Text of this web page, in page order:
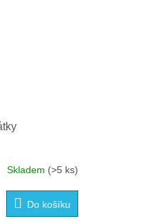
Skladem (>5 ks)
Do košíku